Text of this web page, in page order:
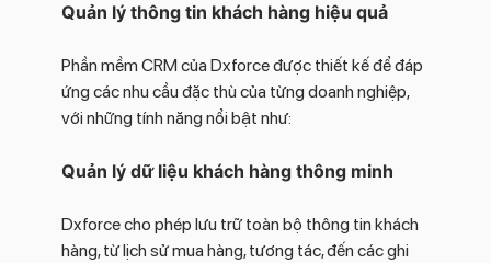
Quản lý thông tin khách hàng hiệu quả
Phần mềm CRM của Dxforce được thiết kế để đáp
ứng các nhu cầu đặc thù của từng doanh nghiệp,
với những tính năng nổi bật như:
Quản lý dữ liệu khách hàng thông minh
Dxforce cho phép lưu trữ toàn bộ thông tin khách
hàng, từ lịch sử mua hàng, tương tác, đến các ghi